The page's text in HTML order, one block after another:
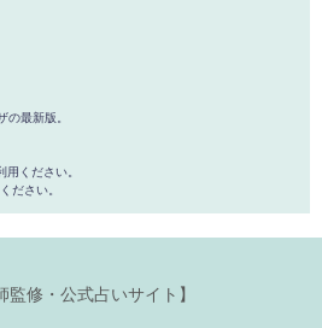
最新版。
ください。
ださい。
監修・公式占いサイト】